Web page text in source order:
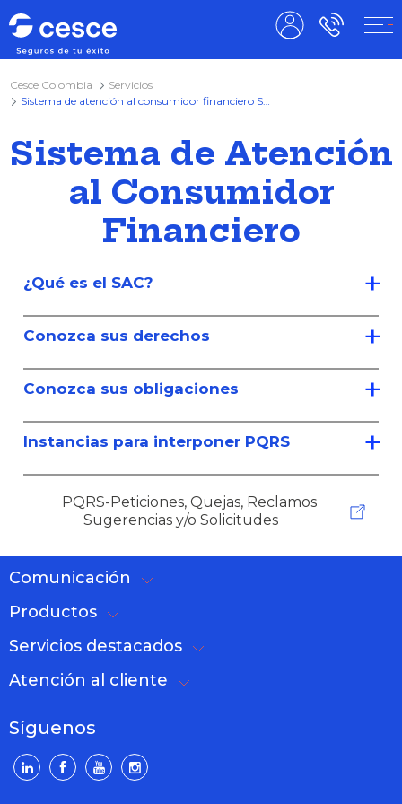
Cesce Colombia
Servicios
Sistema de atención al consumidor financiero SAC
Sistema de Atención
al Consumidor
Financiero
¿Qué es el SAC?
Conozca sus derechos
Conozca sus obligaciones
Instancias para interponer PQRS
PQRS-Peticiones, Quejas, Reclamos
Sugerencias y/o Solicitudes
Comunicación
Productos
Servicios destacados
Atención al cliente
Síguenos